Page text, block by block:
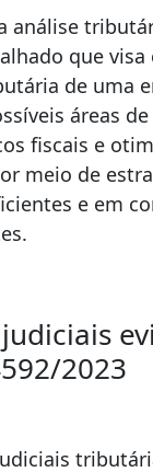
análise
que visa
de uma
áreas
fiscais e
meio de
e em
2023